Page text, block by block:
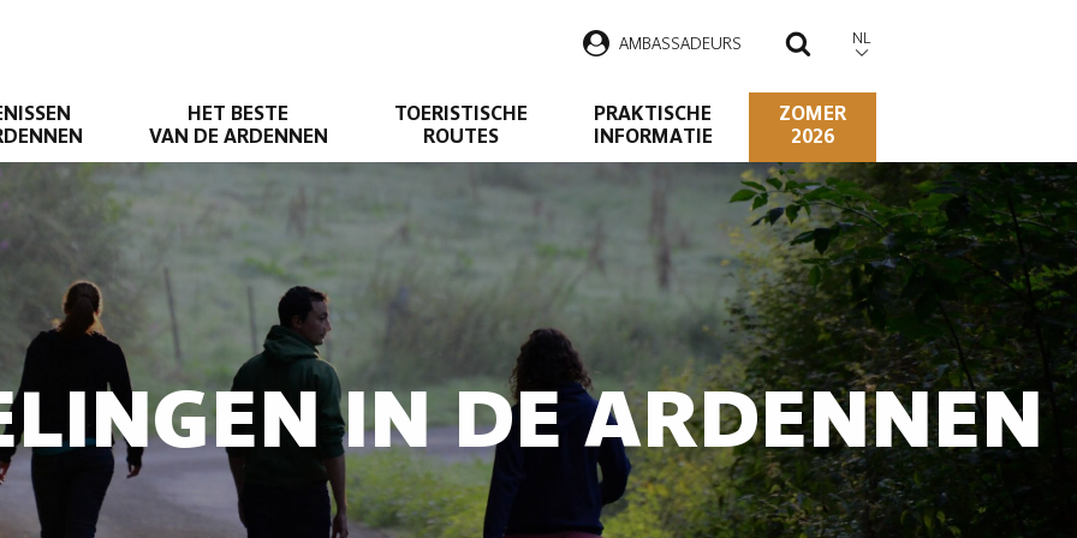
AMBASSADEURS ZOEKEN
NL
HET BESTE
VAN DE ARDENNEN
TOERISTISCHE
ROUTES
PRAKTISCHE
INFORMATIE
ZOMER
2026
IN DE ARDENNEN